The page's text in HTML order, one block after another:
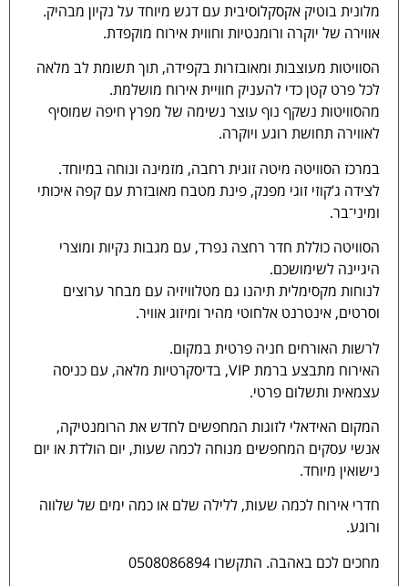
מלונית בוטיק אקסקלוסיבית עם דגש מיוחד על נקיון מבהיק.
אווירה של יוקרה ורומנטיות וחווית אירוח מוקפדת.
הסוויטות מעוצבות ומאובזרות בקפידה, תוך תשומת לב מלאה
לכל פרט קטן כדי להעניק חוויית אירוח מושלמת.
מהסוויטות נשקף נוף עוצר נשימה של מפרץ חיפה שמוסיף
לאווירה תחושת רוגע ויוקרה.
במרכז הסוויטה מיטה זוגית רחבה, מזמינה ונוחה במיוחד.
לצידה ג’קוזי זוגי מפנק, פינת מטבח מאובזרת עם קפה איכותי
ומיני־בר.
הסוויטה כוללת חדר רחצה נפרד, עם מגבות נקיות ומוצרי
היגיינה לשימושכם.
לנוחות מקסימלית תיהנו גם מטלוויזיה עם מבחר ערוצים
וסרטים, אינטרנט אלחוטי מהיר ומיזוג אוויר.
לרשות האורחים חניה פרטית במקום.
האירוח מתבצע ברמת VIP, בדיסקרטיות מלאה, עם כניסה
עצמאית ותשלום פרטי.
המקום האידאלי לזוגות המחפשים לחדש את הרומנטיקה,
אנשי עסקים המחפשים מנוחה לכמה שעות, יום הולדת או יום
נישואין מיוחד.
חדרי אירוח לכמה שעות, ללילה שלם או כמה ימים של שלווה
ורוגע.
מחכים לכם באהבה. התקשרו 0508086894